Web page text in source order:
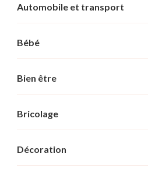
Automobile et transport
Bébé
Bien être
Bricolage
Décoration